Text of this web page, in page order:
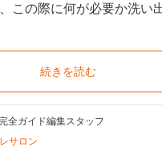
この際に何が必要か洗い
続きを読む
全ガイド編集スタッフ
サロン